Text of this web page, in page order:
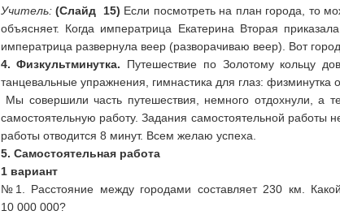
Учитель: (Слайд 15) Если посмотреть на план города, то
объясняет. Когда императрица Екатерина Вторая
императрица развернула веер (разворачиваю веер). Вот
4. Физкультминутка. Путешествие по Золотому кольцу
танцевальные упражнения, гимнастика для глаз: физминутка
Мы совершили часть путешествия, немного отдохнули, а
самостоятельную работу. Задания самостоятельной
работы отводится 8 минут. Всем желаю успеха.
5. Самостоятельная работа
1 вариант
№1. Расстояние между городами составляет 230 км.
10 000 000?